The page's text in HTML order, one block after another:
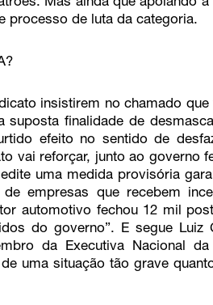
Mas ainda que apoiando a
processo de luta da categoria.
insistirem no chamado que
finalidade de
efeito no sentido de
vai reforçar, junto ao governo
uma medida provisória
empresas que recebem
automotivo fechou 12 mil
do governo”. E segue Luiz
da Executiva Nacional da
uma situação tão grave